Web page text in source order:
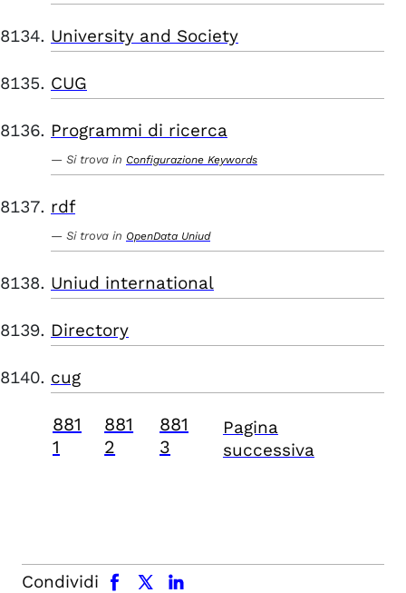
University and Society
CUG
Programmi di ricerca
Si trova in Configurazione Keywords
rdf
Si trova in OpenData Uniud
Uniud international
Directory
cug
881
1
881
2
881
3
Pagina
successiva
Condividi
facebook x.com linkedin